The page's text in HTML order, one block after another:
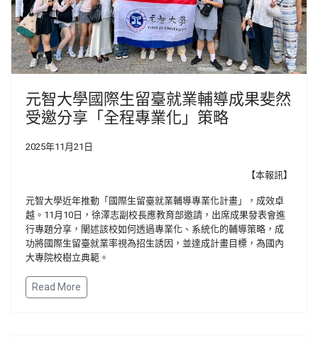
元智大學國際生留臺就業輔導成果斐然
受邀分享「全程專業化」策略
2025年11月21日
【本報訊】
元智大學近年推動「國際生留臺就業輔導專業化計畫」，成效卓
越。11月10日，徐澤志副校長應教育部邀請，出席成果發表會進
行專題分享，闡述該校如何透過專業化、系統化的輔導策略，成
功將國際生留臺就業率視為招生誘因，並達成計畫目標，為國內
大專院校樹立典範。
Read More